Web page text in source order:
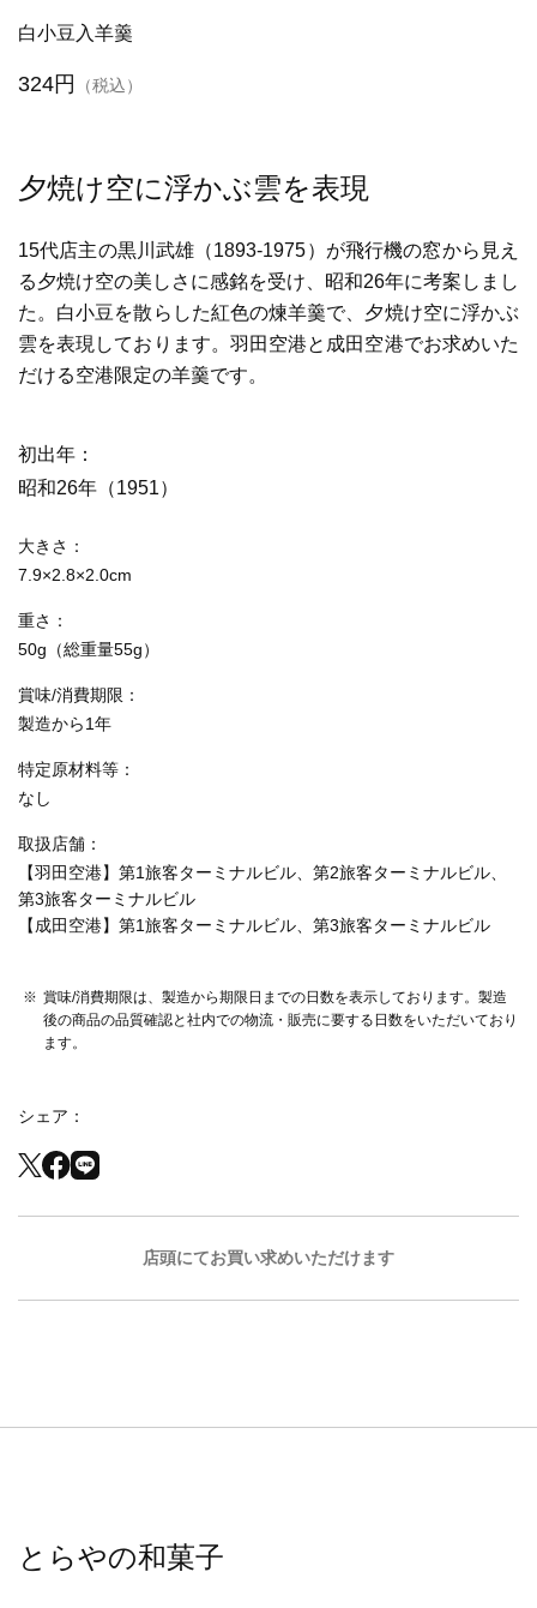
白小豆入羊羹
324円 （税込）
夕焼け空に浮かぶ雲を表現
15代店主の黒川武雄（1893-1975）が飛行機の窓から見え
る夕焼け空の美しさに感銘を受け、昭和26年に考案しまし
た。白小豆を散らした紅色の煉羊羹で、夕焼け空に浮かぶ
雲を表現しております。羽田空港と成田空港でお求めいた
だける空港限定の羊羹です。
初出年
昭和26年（1951）
大きさ
7.9×2.8×2.0cm
重さ
50g（総重量55g）
賞味/消費期限
製造から1年
特定原材料等
なし
取扱店舗
【羽田空港】第1旅客ターミナルビル、第2旅客ターミナルビル、
第3旅客ターミナルビル
【成田空港】第1旅客ターミナルビル、第3旅客ターミナルビル
賞味/消費期限は、製造から期限日までの日数を表示しております。製造
後の商品の品質確認と社内での物流・販売に要する日数をいただいており
ます。
シェア
店頭にてお買い求めいただけます
とらやの和菓子